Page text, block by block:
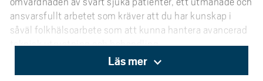
ansvarsfullt arbetet som kräver att du har kunskap i
såväl folkhälsoarbete som att kunna hantera avancerad
teknisk utrustning och behandling.
Undervisningsspråk är svenska men kurser på engelska
Läs mer